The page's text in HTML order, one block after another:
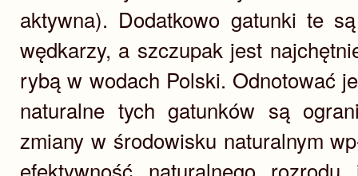
aktywna). Dodatkowo gatunki te
wędkarzy, a szczupak jest
rybą w wodach Polski. Odnotować
naturalne tych gatunków są
zmiany w środowisku naturalnym
efektywność naturalnego